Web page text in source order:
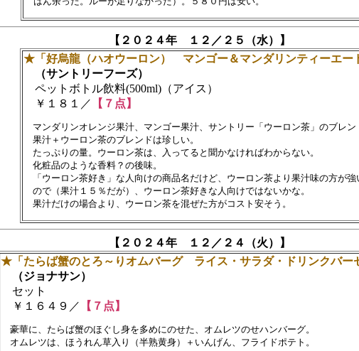
【２０２４年 １２／２５（水）】
★「好烏龍（ハオウーロン） マンゴー＆マンダリンティーエー
（サントリーフーズ）
ペットボトル飲料(500ml)（アイス）
￥１８１／
【７点】
マンダリンオレンジ果汁、マンゴー果汁、サントリー「ウーロン茶」のブレン
果汁＋ウーロン茶のブレンドは珍しい。
たっぷりの量。ウーロン茶は、入ってると聞かなければわからない。
化粧品のような香料？の後味。
「ウーロン茶好き」な人向けの商品名だけど、ウーロン茶より果汁味の方が強
ので（果汁１５％だが）、ウーロン茶好きな人向けではないかな。
【２０２４年 １２／２４（火）】
★「たらば蟹のとろ～りオムバーグ ライス・サラダ・ドリンクバー
（ジョナサン）
セット
￥１６４９／
【７点】
豪華に、たらば蟹のほぐし身を多めにのせた、オムレツのせハンバーグ。
オムレツは、ほうれん草入り（半熟黄身）＋いんげん、フライドポテト。